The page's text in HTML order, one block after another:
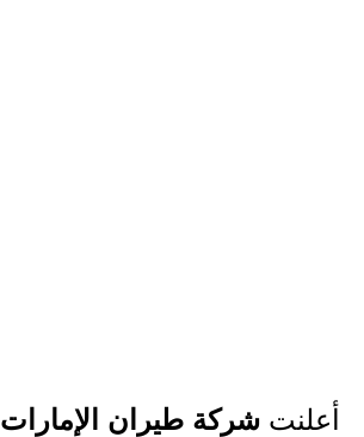
أعلنت شركة طيران الإمارات